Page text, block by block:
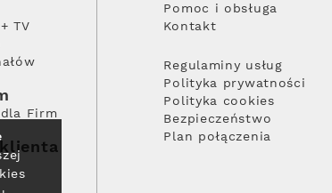
TV
Firm
Pomoc i obsługa
Kontakt
Regulaminy usług
Polityka prywatności
Polityka cookies
Bezpieczeństwo
Plan połączenia